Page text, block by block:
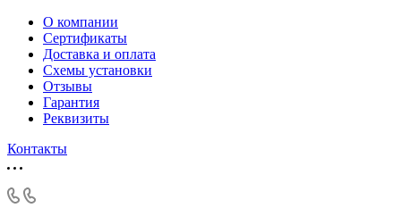
О компании
Сертификаты
Доставка и оплата
Схемы установки
Отзывы
Гарантия
Реквизиты
Контакты